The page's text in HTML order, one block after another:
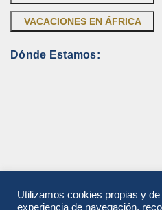
VACACIONES EN ÁFRICA
Dónde Estamos:
Utilizamos cookies propias y
experiencia de navegación,